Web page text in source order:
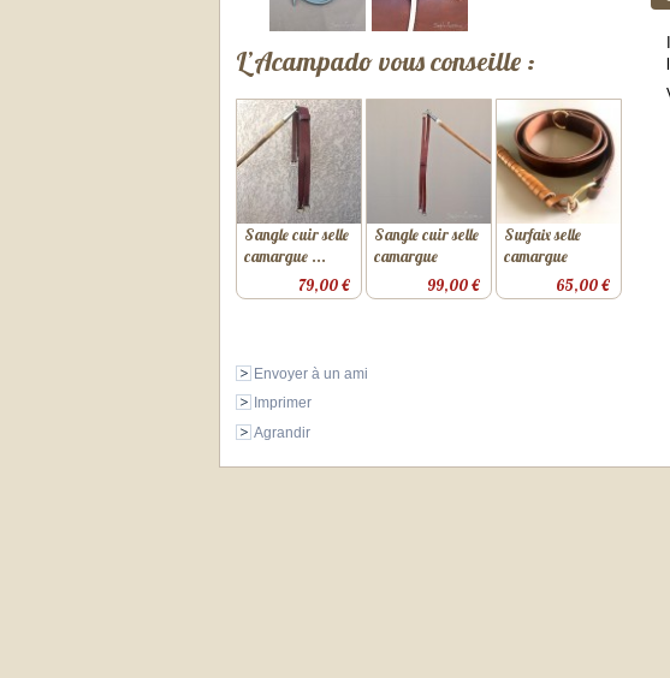
L’Acampado vous conseille :
Sangle cuir selle
camargue ...
79,00 €
Sangle cuir selle
camargue
99,00 €
Surfaix selle
camargue
65,00 €
Envoyer à un ami
Imprimer
Agrandir